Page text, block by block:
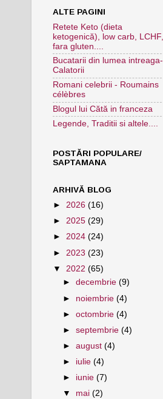
ALTE PAGINI
Retete Keto (dieta
ketogenică), low carb, LCHF,
fara gluten....
Bucatarii din lumea intreaga-
Calatorii
Romani celebrii - Roumains
célèbres
Blogul lui Cătă in franceza
Legende, Traditii si altele....
POSTĂRI POPULARE/
SAPTAMANA
ARHIVĂ BLOG
► 2026 (16)
► 2025 (29)
► 2024 (24)
► 2023 (23)
▼ 2022 (65)
►decembrie(9)
► noiembrie(4)
►octombrie(4)
►septembrie(4)
►august(4)
► iulie(4)
► iunie(7)
▼ mai(2)